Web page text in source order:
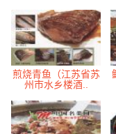
煎烧青鱼（江苏省苏
州市水乡楼酒..